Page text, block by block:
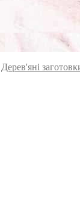
Дерев'яні